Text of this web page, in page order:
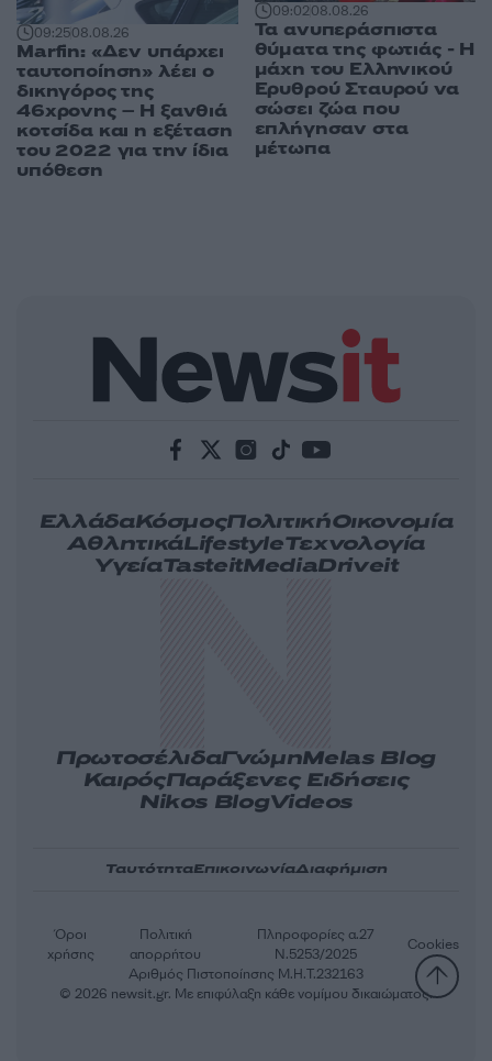
09:2508.08.26
Marfin: «Δεν υπάρχει
ταυτοποίηση» λέει ο
δικηγόρος της
46χρονης – Η ξανθιά
κοτσίδα και η εξέταση
του 2022 για την ίδια
υπόθεση
09:0208.08.26
Τα ανυπεράσπιστα
θύματα της φωτιάς - Η
μάχη του Ελληνικού
Ερυθρού Σταυρού να
σώσει ζώα που
επλήγησαν στα
μέτωπα
ΕλλάδαΚόσμοςΠολιτικήΟικονομία
ΑθλητικάLifestyleΤεχνολογία
ΥγείαTasteitMediaDriveit
ΠρωτοσέλιδαΓνώμηMelas Blog
ΚαιρόςΠαράξενες Ειδήσεις
Nikos BlogVideos
ΤαυτότηταΕπικοινωνίαΔιαφήμιση
Αριθμός Πιστοποίησης Μ.Η.Τ.232163
Όροι
χρήσης
Πολιτική
απορρήτου
Πληροφορίες α.27
Ν.5253/2025
Cookies
© 2026 newsit.gr. Με επιφύλαξη κάθε νομίμου δικαιώματος.